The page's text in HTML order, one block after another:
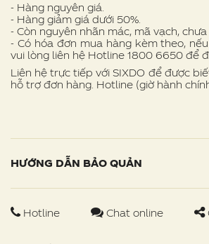
- Hàng nguyên giá.
- Hàng giảm giá dưới 50%.
- Còn nguyên nhãn mác, mã vạch, chưa
- Có hóa đơn mua hàng kèm theo,
vui lòng liên hệ Hotline 1800 6650 để
Liên hệ trực tiếp với SIXDO để được
hỗ trợ đơn hàng. Hotline (giờ hành
HƯỚNG DẪN BẢO QUẢN
Hotline Chat online